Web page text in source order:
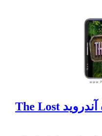
دانلود بازی شهر گمشده آندروید The Lost